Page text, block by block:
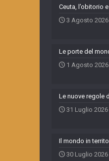
Ceuta, l’obitorio
3 Agosto 2026
Le porte del
1 Agosto 2026
Le nuove regole
31 Luglio 2026
Il mondo in
30 Luglio 2026